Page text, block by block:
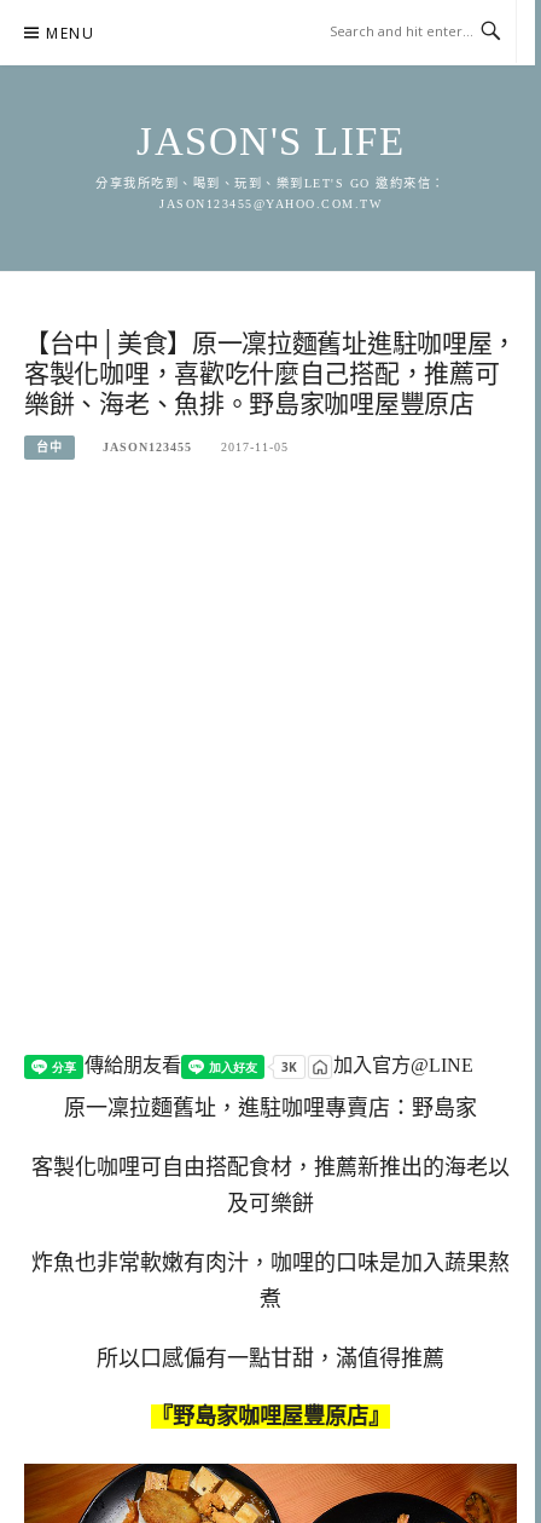
content
MENU
JASON'S LIFE
分享我所吃到、喝到、玩到、樂到LET'S GO 邀約來信：
JASON123455@YAHOO.COM.TW
【台中│美食】原一凜拉麵舊址進駐咖哩屋，
客製化咖哩，喜歡吃什麼自己搭配，推薦可
樂餅、海老、魚排。野島家咖哩屋豐原店
台中 JASON123455 2017-11-05
傳給朋友看 加入官方@LINE
原一凜拉麵舊址，進駐咖哩專賣店：野島家
客製化咖哩可自由搭配食材，推薦新推出的海老以
及可樂餅
炸魚也非常軟嫩有肉汁，咖哩的口味是加入蔬果熬
煮
所以口感偏有一點甘甜，滿值得推薦
『野島家咖哩屋豐原店』